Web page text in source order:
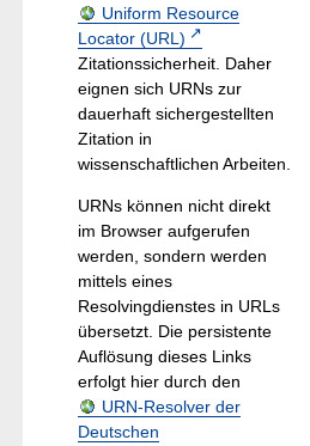
Uniform Resource
Locator (URL)
Zitationssicherheit. Daher
eignen sich URNs zur
dauerhaft sichergestellten
Zitation in
wissenschaftlichen Arbeiten.
URNs können nicht direkt
im Browser aufgerufen
werden, sondern werden
mittels eines
Resolvingdienstes in URLs
übersetzt. Die persistente
Auflösung dieses Links
erfolgt hier durch den
URN-Resolver der
Deutschen